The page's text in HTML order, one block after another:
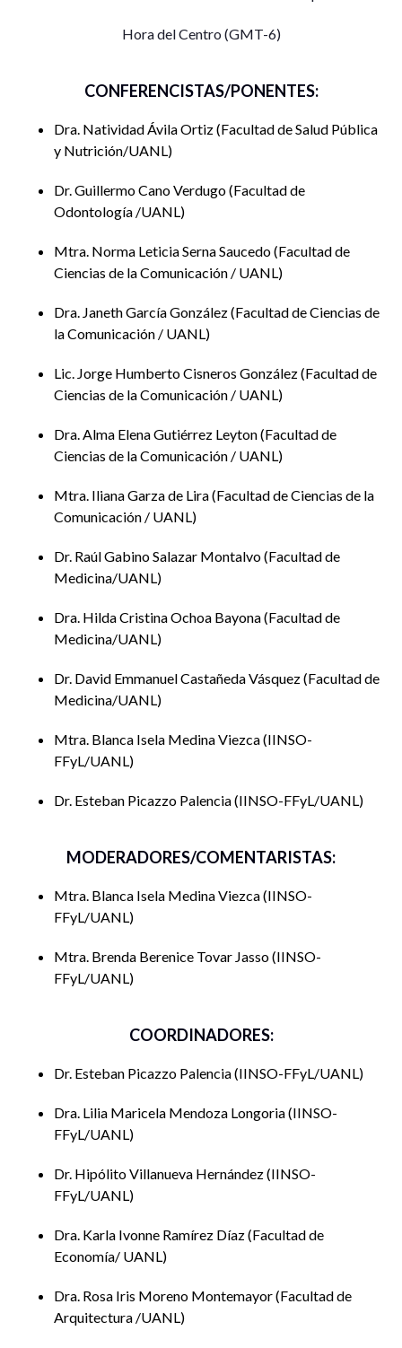
Hora del Centro (GMT-6)
CONFERENCISTAS/PONENTES:
Dra. Natividad Ávila Ortiz Facultad de Salud Pública
y Nutrición/UANL
Dr. Guillermo Cano Verdugo Facultad de
Odontología /UANL
Mtra. Norma Leticia Serna Saucedo Facultad de
Ciencias de la Comunicación / UANL
Dra. Janeth García González Facultad de Ciencias de
la Comunicación / UANL
Lic. Jorge Humberto Cisneros González Facultad de
Ciencias de la Comunicación / UANL
Dra. Alma Elena Gutiérrez Leyton Facultad de
Ciencias de la Comunicación / UANL
Mtra. Iliana Garza de Lira Facultad de Ciencias de la
Comunicación / UANL
Dr. Raúl Gabino Salazar Montalvo Facultad de
Medicina/UANL
Dra. Hilda Cristina Ochoa Bayona Facultad de
Medicina/UANL
Dr. David Emmanuel Castañeda Vásquez Facultad de
Medicina/UANL
Mtra. Blanca Isela Medina Viezca IINSO-
FFyL/UANL
Dr. Esteban Picazzo Palencia IINSO-FFyL/UANL
MODERADORES/COMENTARISTAS:
Mtra. Blanca Isela Medina Viezca IINSO-
FFyL/UANL
Mtra. Brenda Berenice Tovar Jasso IINSO-
FFyL/UANL
COORDINADORES:
Dr. Esteban Picazzo Palencia IINSO-FFyL/UANL
Dra. Lilia Maricela Mendoza Longoria IINSO-
FFyL/UANL
Dr. Hipólito Villanueva Hernández IINSO-
FFyL/UANL
Dra. Karla Ivonne Ramírez Díaz Facultad de
Economía/ UANL
Dra. Rosa Iris Moreno Montemayor Facultad de
Arquitectura /UANL